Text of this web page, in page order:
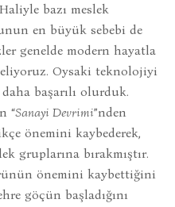
bazı meslek
en büyük sebebi de
genelde modern hayatla
Oysaki teknolojiyi
başarılı olurduk.
“Sanayi Devrimi”nden
önemini kaybederek,
gruplarına bırakmıştır.
önemini kaybettiğini
göçün başladığını